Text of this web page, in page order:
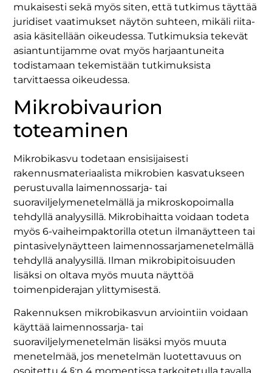
mukaisesti sekä myös siten, että tutkimus täyttää
juridiset vaatimukset näytön suhteen, mikäli riita-
asia käsitellään oikeudessa. Tutkimuksia tekevät
asiantuntijamme ovat myös harjaantuneita
todistamaan tekemistään tutkimuksista
tarvittaessa oikeudessa.
Mikrobivaurion
toteaminen
Mikrobikasvu todetaan ensisijaisesti
rakennusmateriaalista mikrobien kasvatukseen
perustuvalla laimennossarja- tai
suoraviljelymenetelmällä ja mikroskopoimalla
tehdyllä analyysillä. Mikrobihaitta voidaan todeta
myös 6-vaiheimpaktorilla otetun ilmanäytteen tai
pintasivelynäytteen laimennossarjamenetelmällä
tehdyllä analyysillä. Ilman mikrobipitoisuuden
lisäksi on oltava myös muuta näyttöä
toimenpiderajan ylittymisestä.
Rakennuksen mikrobikasvun arviointiin voidaan
käyttää laimennossarja- tai
suoraviljelymenetelmän lisäksi myös muuta
menetelmää, jos menetelmän luotettavuus on